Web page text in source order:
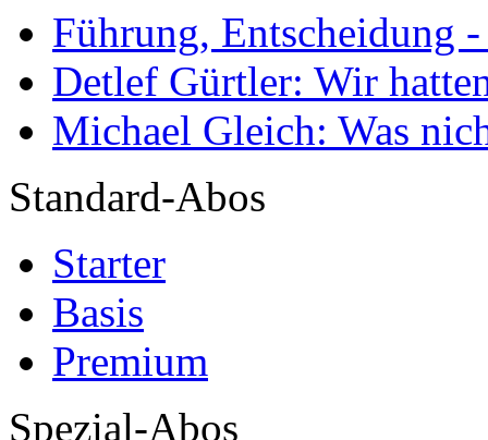
Führung, Entscheidung
Detlef Gürtler: Wir
Michael Gleich: Was
Standard-Abos
Starter
Basis
Premium
Spezial-Abos